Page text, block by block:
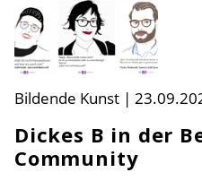
Bildende Kunst |
Dickes B in der
Community